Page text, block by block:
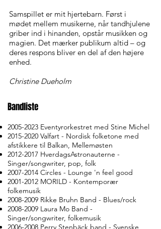
Samspillet er mit hjertebarn. Først i
mødet mellem musikerne, når tandhjulene
griber ind i hinanden, opstår musikken og
magien. Det mærker publikum altid – og
deres respons bliver en del af den højere
enhed.
Christine Dueholm
Bandliste
2005-2023 Eventyrorkestret med Stine Michel
2015-2020 Valfart - Nordisk folketone med
afstikkere til Balkan, Mellemøsten
2012-2017 HverdagsAstronauterne -
Singer/songwriter, pop, folk
2007-2014 Circles - Lounge 'n feel good
2001-2012 MORILD - Kontemporær
folkemusik
2008-2009 Rikke Bruhn Band - Blues/rock
2008-2009 Laura Mo Band -
Singer/songwriter, folkemusik
2006-2008 Perry Stenbäck band - Svenske